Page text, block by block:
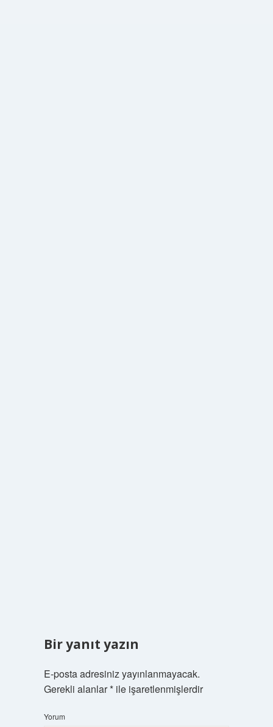
Bir yanıt yazın
E-posta adresiniz yayınlanmayacak.
Gerekli alanlar*ile işaretlenmişlerdir
Yorum